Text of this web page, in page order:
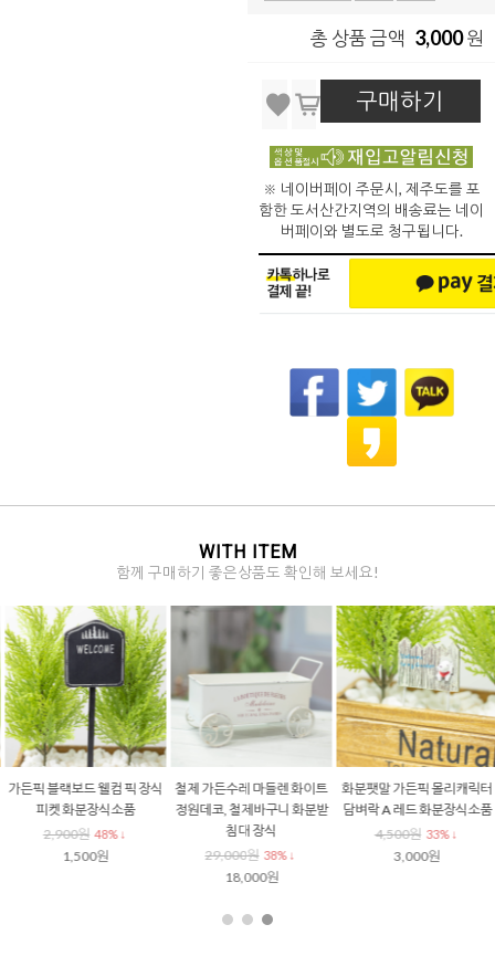
총 상품 금액 3,000원
구매하기
※ 네이버페이 주문시, 제주도를 포
함한 도서산간지역의 배송료는 네이
버페이와 별도로 청구됩니다.
WITH ITEM
함께 구매하기 좋은상품도 확인해 보세요!
가든픽 블랙보드 웰컴 픽 장식
피켓 화분장식소품
2,900원 48% ↓
1,500원
철제 가든수레 마들렌 화이트
정원데코, 철제바구니 화분받
침대 장식
29,000원 38% ↓
18,000원
화분팻말 가든픽 몰리캐릭터
담벼락 A 레드 화분장식소품
4,500원 33% ↓
3,000원